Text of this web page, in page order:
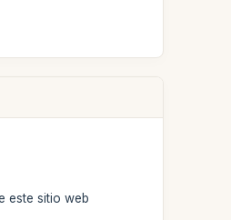
este sitio web